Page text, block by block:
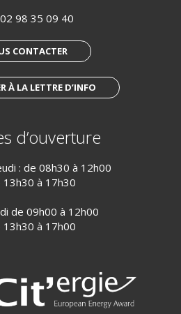
02 98 35 09 40
CONTACTER
À LA LETTRE D’INFO
d’ouverture
: de 08h30 à 12h00
à 17h30
de 09h00 à 12h00
à 17h00